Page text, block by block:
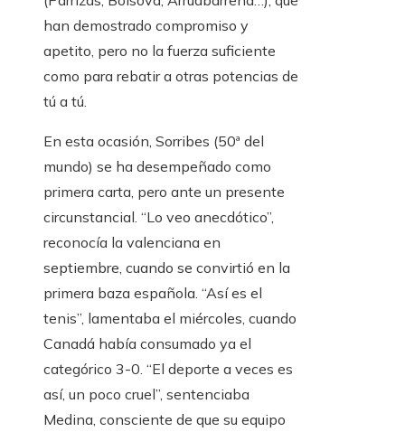
han demostrado compromiso y
apetito, pero no la fuerza suficiente
como para rebatir a otras potencias de
tú a tú.
En esta ocasión, Sorribes (50ª del
mundo) se ha desempeñado como
primera carta, pero ante un presente
circunstancial. “Lo veo anecdótico”,
reconocía la valenciana en
septiembre, cuando se convirtió en la
primera baza española. “Así es el
tenis”, lamentaba el miércoles, cuando
Canadá había consumado ya el
categórico 3-0. “El deporte a veces es
así, un poco cruel”, sentenciaba
Medina, consciente de que su equipo